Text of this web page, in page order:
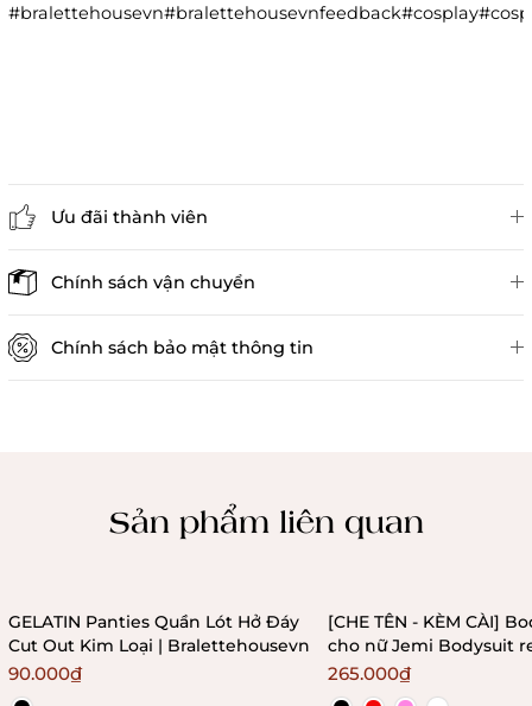
Ưu đãi thành viên
Chính sách vận chuyển
Chính sách bảo mật thông tin
Sản phẩm liên quan
GELATIN Panties Quần Lót Hở Đáy
Cut Out Kim Loại | Bralettehousevn
90.000₫
[CHE TÊN - KÈM CÀI]
cho nữ Jemi Bodysuit
không gọng không
Bralettehousevn
265.000₫